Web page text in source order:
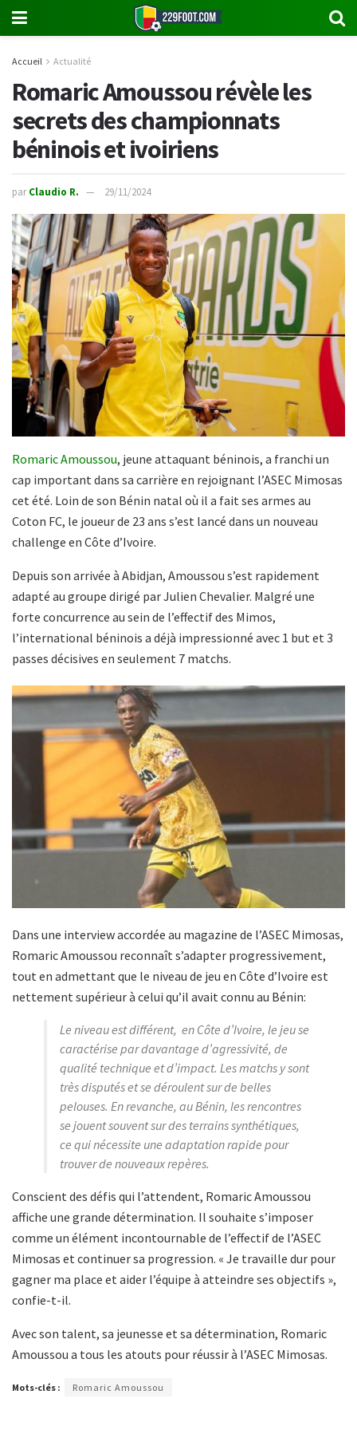
Accueil Actualité
Romaric Amoussou révèle les
secrets des championnats
béninois et ivoiriens
par Claudio R. 29/11/2024
Romaric Amoussou, jeune attaquant béninois, a franchi un
cap important dans sa carrière en rejoignant l’ASEC Mimosas
cet été. Loin de son Bénin natal où il a fait ses armes au
Coton FC, le joueur de 23 ans s’est lancé dans un nouveau
challenge en Côte d’Ivoire.
Depuis son arrivée à Abidjan, Amoussou s’est rapidement
adapté au groupe dirigé par Julien Chevalier. Malgré une
forte concurrence au sein de l’effectif des Mimos,
l’international béninois a déjà impressionné avec 1 but et 3
passes décisives en seulement 7 matchs.
Dans une interview accordée au magazine de l’ASEC Mimosas,
Romaric Amoussou reconnaît s’adapter progressivement,
tout en admettant que le niveau de jeu en Côte d’Ivoire est
nettement supérieur à celui qu’il avait connu au Bénin:
Le niveau est différent, en Côte d’Ivoire, le jeu se
caractérise par davantage d’agressivité, de
qualité technique et d’impact. Les matchs y sont
très disputés et se déroulent sur de belles
pelouses. En revanche, au Bénin, les rencontres
se jouent souvent sur des terrains synthétiques,
ce qui nécessite une adaptation rapide pour
trouver de nouveaux repères.
Conscient des défis qui l’attendent, Romaric Amoussou
affiche une grande détermination. Il souhaite s’imposer
comme un élément incontournable de l’effectif de l’ASEC
Mimosas et continuer sa progression. « Je travaille dur pour
gagner ma place et aider l’équipe à atteindre ses objectifs »,
confie-t-il.
Avec son talent, sa jeunesse et sa détermination, Romaric
Amoussou a tous les atouts pour réussir à l’ASEC Mimosas.
Mots-clés : Romaric Amoussou